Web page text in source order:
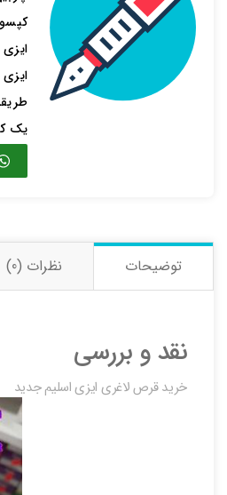
یک
توضیحات نظرات (0)
نقد و بررسی
خرید قرص لاغری ایزی اسلیم جدید